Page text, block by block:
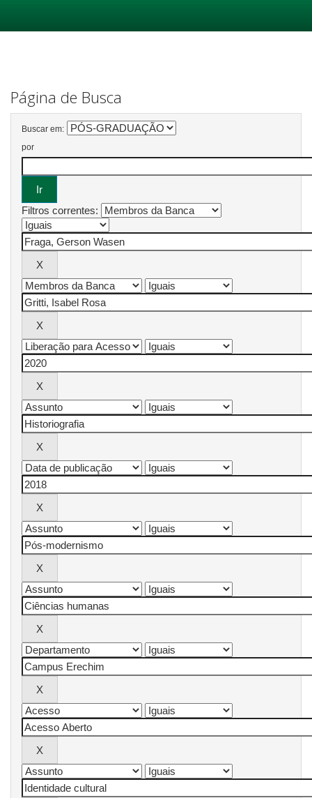
Página de Busca
Buscar em:
por
Filtros correntes: